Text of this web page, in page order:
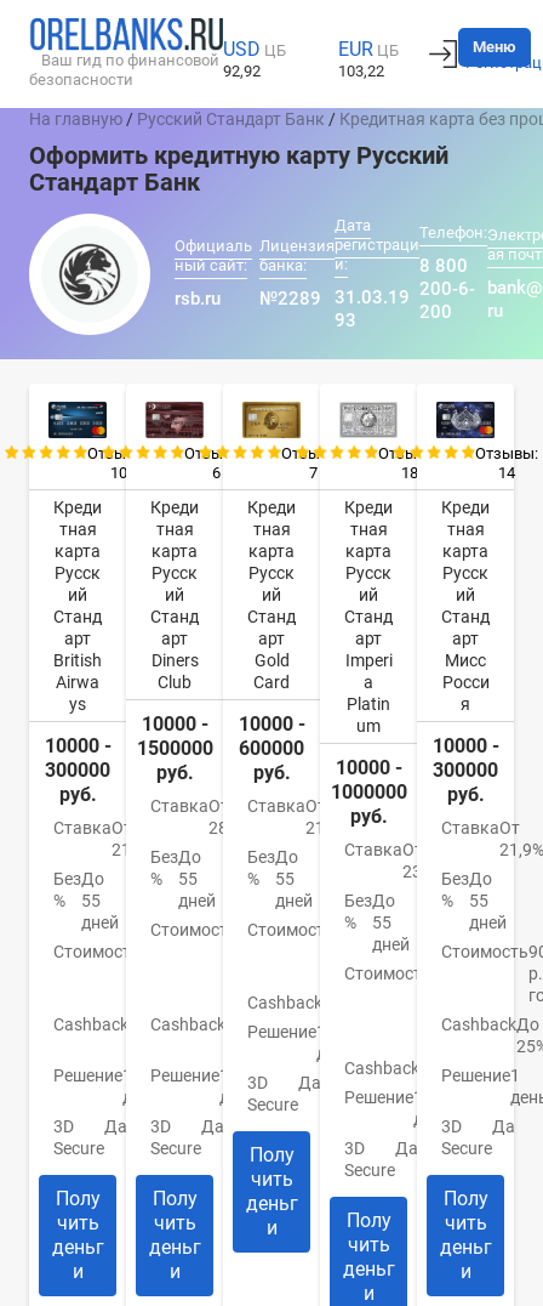
Ваш гид по финансовой
безопасности
USD ЦБ
92,92
EUR ЦБ
103,22
Вход
Меню
На главную / Русский Стандарт Банк / Кредитная карта без
Оформить кредитную карту Русский
Стандарт Банк
Официаль
ный сайт:
rsb.ru
Лицензия
банка:
№2289
Дата
регистраци
и:
31.03.19
93
Телефон:
8 800
200-6-
200
ая
ru
Отзывы:
10
Креди
тная
карта
Русск
ий
Станд
арт
British
Airwa
ys
10000 -
300000
руб.
СтавкаОт
21.9%
Без
%
До
55
дней
Стоимость
Cashback
Баллы
Решение1
день
3D
Secure
Да
Полу
чить
деньг
и
Отзывы:
6
Креди
тная
карта
Русск
ий
Станд
арт
Diners
Club
10000 -
1500000
руб.
СтавкаОт
28,1%
Без
%
До
55
дней
Стоимость
25
год
Cashback
Решение1
день
3D
Secure
Да
Полу
чить
деньг
и
Отзывы:
7
Креди
тная
карта
Русск
ий
Станд
арт
Gold
Card
10000 -
600000
руб.
СтавкаОт
21,9%
Без
%
До
55
дней
Стоимость
От 0
руб./
год
Cashback
Решение1
день
3D
Secure
Да
Полу
чить
деньг
и
Отзывы:
18
Креди
тная
карта
Русск
ий
Станд
арт
Imperi
a
Platin
um
10000 -
1000000
руб.
СтавкаОт
23%
Без
%
До
55
дней
Стоимость
р./
Cashback
Баллами
Решение1
день
3D
Secure
Да
Полу
чить
деньг
и
Отзывы:
14
Креди
тная
карта
Русск
ий
Станд
арт
Мисс
Росси
я
10000 -
300000
руб.
СтавкаОт
21,9%
Без
%
До
55
дней
Стоимость
CashbackДо
Решение1
3D
Secure
Да
Полу
чить
деньг
и